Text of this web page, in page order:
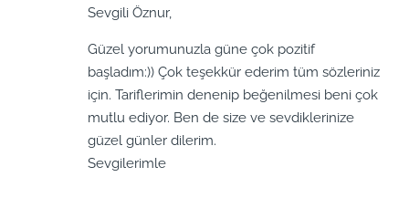
Sevgili Öznur,
Güzel yorumunuzla güne çok pozitif
başladım:)) Çok teşekkür ederim tüm sözleriniz
için. Tariflerimin denenip beğenilmesi beni çok
mutlu ediyor. Ben de size ve sevdiklerinize
güzel günler dilerim.
Sevgilerimle